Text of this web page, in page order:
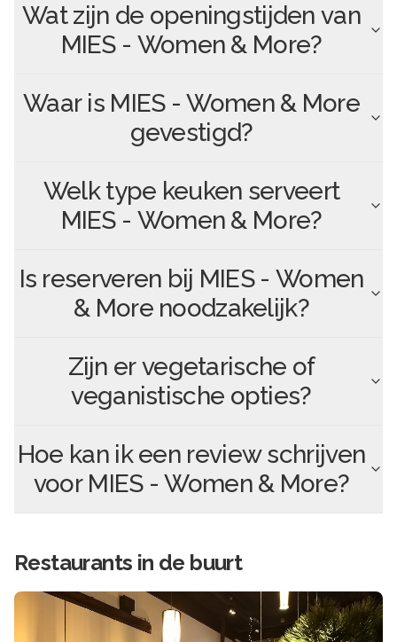
Wat zijn de openingstijden van
MIES - Women & More?
Waar is MIES - Women & More
gevestigd?
Welk type keuken serveert
MIES - Women & More?
Is reserveren bij MIES - Women
& Morenoodzakelijk?
Zijn er vegetarische of
veganistische opties?
Hoe kan ik een review schrijven
voor MIES - Women & More?
Restaurants in de buurt